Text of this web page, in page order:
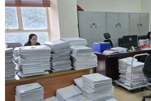
Hải Phòng khẳng định vị thế Thành
phố đổi mới sáng tạo
04/08/2026 01:26